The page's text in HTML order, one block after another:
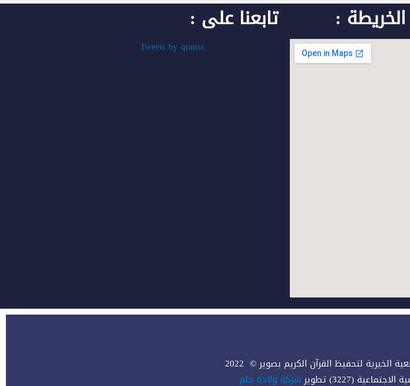
: تابعنا على :
Tweets by qranss
لتحفيظ القرآن الكريم بصوير © 2022
(3227) تطوير
شركة ولادة حلم